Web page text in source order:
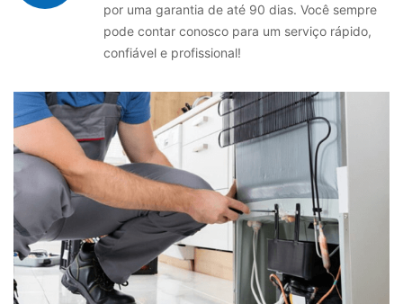
por uma garantia de até 90 dias. Você sempre
pode contar conosco para um serviço rápido,
confiável e profissional!